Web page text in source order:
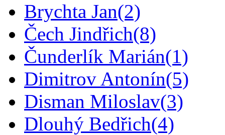
Brychta Jan(2)
Čech Jindřich(8)
Čunderlík Marián(1)
Dimitrov Antonín(5)
Disman Miloslav(3)
Dlouhý Bedřich(4)